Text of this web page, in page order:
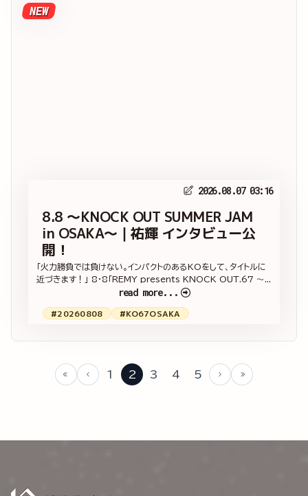
NEW
2026.08.07 03:16
8.8 ～KNOCK OUT SUMMER JAM
in OSAKA～｜祐輝 インタビュー公
開！
「火力勝負では負けない。インパクトのあるKOをして、タイトルに
近づきます！」 8・8「REMY presents KNOCK OUT.67 ～...
read more...
#20260808 #KO67OSAKA
1 2 3 4 5